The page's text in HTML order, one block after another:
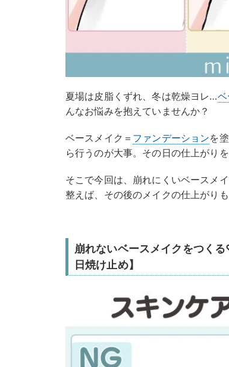
夏場は皮脂くずれ、冬は乾燥ヨレ…
んなお悩みを抱えていませんか？
ベースメイク＝ ファンデーションを
ら行うのが大事。その日の仕上がりを
そこで今回は、崩れにくいベースメ
整えば、その後のメイクの仕上がり
崩れないベースメイクをつく
日焼け止め】